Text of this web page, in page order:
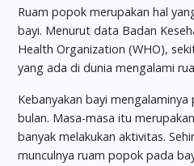
Ruam popok merupakan hal
bayi. Menurut data Badan
Health Organization (WHO),
yang ada di dunia mengalami
Kebanyakan bayi
bulan. Masa-masa itu
banyak melakukan aktivitas.
munculnya ruam popok pada